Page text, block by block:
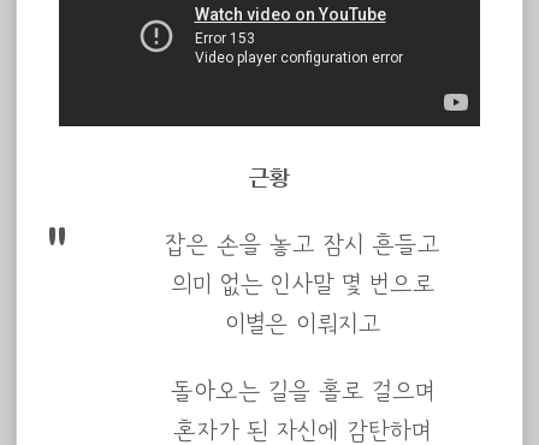
근황
잡은 손을 놓고 잠시 흔들고
의미 없는 인사말 몇 번으로
이별은 이뤄지고
돌아오는 길을 홀로 걸으며
혼자가 된 자신에 감탄하며